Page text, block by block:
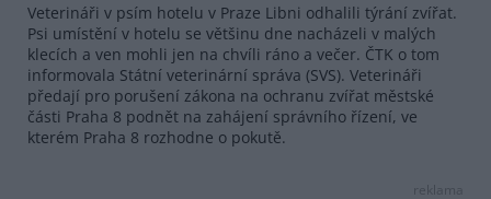
Veterináři v psím hotelu v Praze Libni odhalili týrání zvířat.
Psi umístění v hotelu se většinu dne nacházeli v malých
klecích a ven mohli jen na chvíli ráno a večer. ČTK o tom
informovala Státní veterinární správa (SVS). Veterináři
předají pro porušení zákona na ochranu zvířat městské
části Praha 8 podnět na zahájení správního řízení, ve
kterém Praha 8 rozhodne o pokutě.
reklama